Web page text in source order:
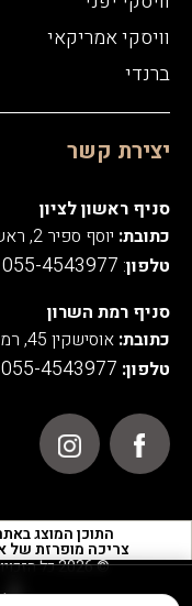
צריכה מופרזת של
וויסקי אמריקאי
ברנדי
יצירת קשר
סניף ראשון לציון
כתובת: יוסף ספיר 2, ראשון לציון
טלפון:
055-4543977
סניף רמת השרון
כתובת: אוסישקין 45, רמת השרון
טלפון: 055-4543977
© 2026 כל הזכויות שמורות לבית הטבק והיין | חנות יין
אנו משתמשים בעוגיות